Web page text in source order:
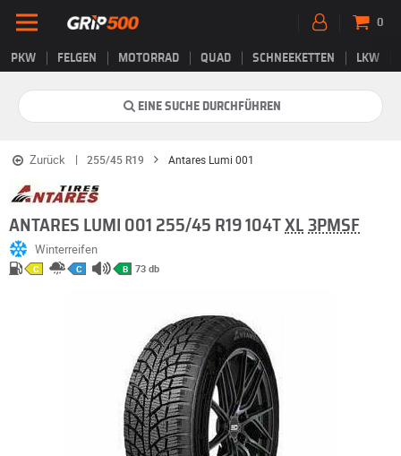
PKW FELGEN MOTORRAD QUAD SCHNEEKETTEN LKW
0
EINE SUCHE DURCHFÜHREN
Zurück 255/45 R19 Antares Lumi 001
ANTARES LUMI 001 255/45 R19 104T XL 3PMSF
Winterreifen
C C B 73 db